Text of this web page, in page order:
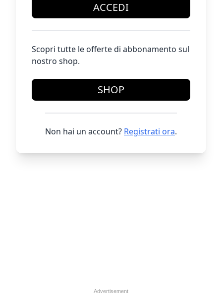
ACCEDI
Scopri tutte le offerte di abbonamento sul
nostro shop.
SHOP
Non hai un account? Registrati ora.